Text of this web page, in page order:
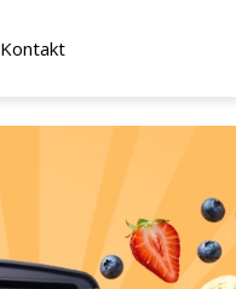
Kontakt